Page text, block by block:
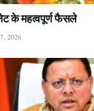
के महत्वपूर्ण फैसले
2026